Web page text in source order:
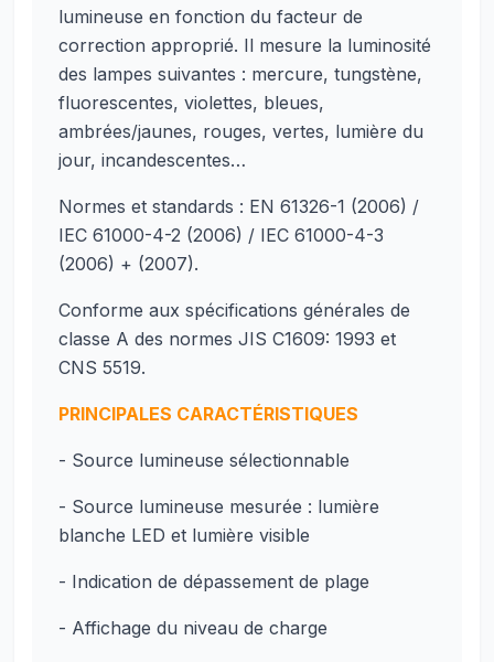
lumineuse en fonction du facteur de
correction approprié. Il mesure la luminosité
des lampes suivantes : mercure, tungstène,
fluorescentes, violettes, bleues,
ambrées/jaunes, rouges, vertes, lumière du
jour, incandescentes…
Normes et standards : EN 61326-1 (2006) /
IEC 61000-4-2 (2006) / IEC 61000-4-3
(2006) + (2007).
Conforme aux spécifications générales de
classe A des normes JIS C1609: 1993 et ​​
CNS 5519.
PRINCIPALES CARACTÉRISTIQUES
- Source lumineuse sélectionnable
- Source lumineuse mesurée : lumière
blanche LED et lumière visible
- Indication de dépassement de plage
- Affichage du niveau de charge